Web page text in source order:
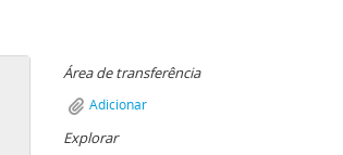
Área de transferência
Adicionar
Explorar